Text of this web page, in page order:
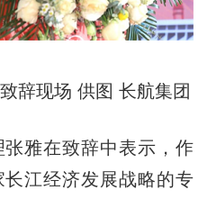
辞现场 供图 长航集团
雅在致辞中表示，作
江经济发展战略的专